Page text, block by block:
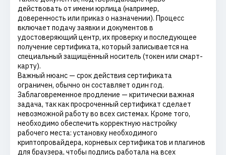
действовать от имени юрлица (например,
доверенность или приказ о назначении). Процесс
включает подачу заявки и документов в
удостоверяющий центр, их проверку и последующее
получение сертификата, который записывается на
специальный защищённый носитель (токен или смарт-
карту).
Важный нюанс — срок действия сертификата
ограничен, обычно он составляет один год.
Заблаговременное продление — критически важная
задача, так как просроченный сертификат сделает
невозможной работу во всех системах. Кроме того,
необходимо обеспечить корректную настройку
рабочего места: установку необходимого
криптопровайдера, корневых сертификатов и плагинов
для браузера, чтобы подпись работала на всех